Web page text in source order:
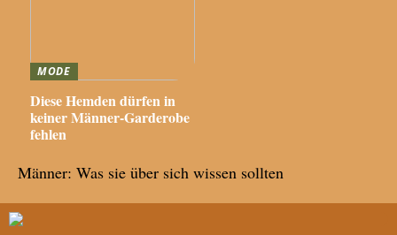
MODE
Diese Hemden dürfen in
keiner Männer-Garderobe
fehlen
Männer: Was sie über sich wissen sollten